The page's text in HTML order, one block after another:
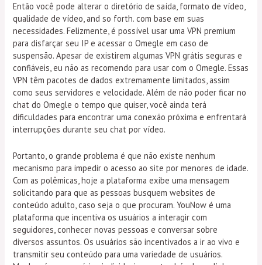
Então você pode alterar o diretório de saída, formato de vídeo,
qualidade de vídeo, and so forth. com base em suas
necessidades. Felizmente, é possível usar uma VPN premium
para disfarçar seu IP e acessar o Omegle em caso de
suspensão. Apesar de existirem algumas VPN grátis seguras e
confiáveis, eu não as recomendo para usar com o Omegle. Essas
VPN têm pacotes de dados extremamente limitados, assim
como seus servidores e velocidade. Além de não poder ficar no
chat do Omegle o tempo que quiser, você ainda terá
dificuldades para encontrar uma conexão próxima e enfrentará
interrupções durante seu chat por vídeo.
Portanto, o grande problema é que não existe nenhum
mecanismo para impedir o acesso ao site por menores de idade.
Com as polêmicas, hoje a plataforma exibe uma mensagem
solicitando para que as pessoas busquem websites de
conteúdo adulto, caso seja o que procuram. YouNow é uma
plataforma que incentiva os usuários a interagir com
seguidores, conhecer novas pessoas e conversar sobre
diversos assuntos. Os usuários são incentivados a ir ao vivo e
transmitir seu conteúdo para uma variedade de usuários.